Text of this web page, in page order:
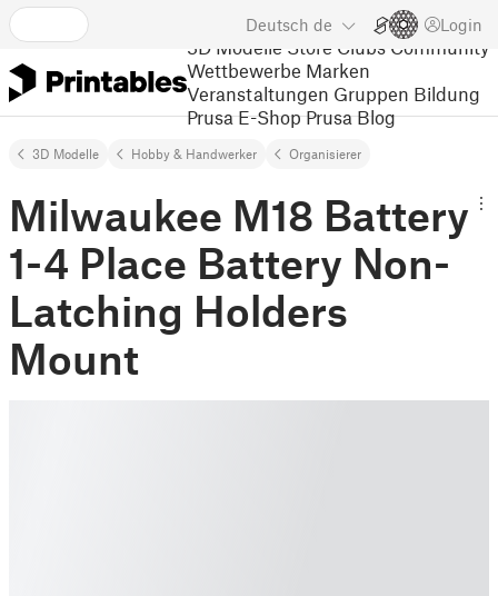
Deutsch de Login
3D Modelle Store Clubs Community
Wettbewerbe Marken
Veranstaltungen Gruppen Bildung
Prusa E-Shop Prusa Blog
3D Modelle Hobby & Handwerker Organisierer
Milwaukee M18 Battery
1-4 Place Battery Non-
Latching Holders
Mount